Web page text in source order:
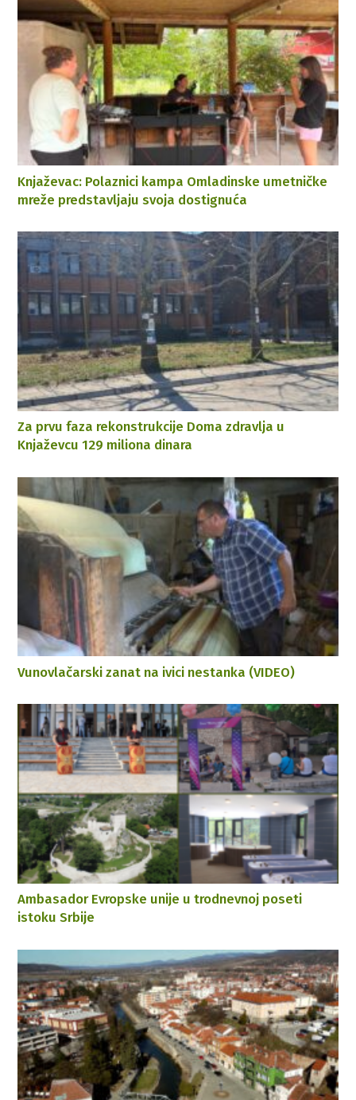
Knjaževac: Polaznici kampa Omladinske umetničke
mreže predstavljaju svoja dostignuća
Za prvu faza rekonstrukcije Doma zdravlja u
Knjaževcu 129 miliona dinara
Vunovlačarski zanat na ivici nestanka (VIDEO)
Ambasador Evropske unije u trodnevnoj poseti
istoku Srbije